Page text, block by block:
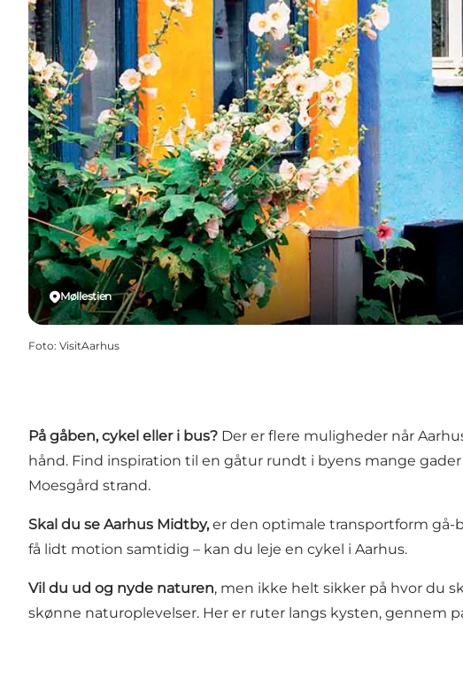
Møllestien
Foto: VisitAarhus
På gåben, cykel eller i bus? Der er flere muligheder når
hånd. Find inspiration til en gåtur rundt i byens mange
Moesgård strand.
Skal du se Aarhus Midtby, er den optimale transportform gå-
få lidt motion samtidig – kan du leje en cykel i Aarhus.
Vil du ud og nyde naturen, men ikke helt sikker på hvor du
skønne naturoplevelser. Her er ruter langs kysten, gennem